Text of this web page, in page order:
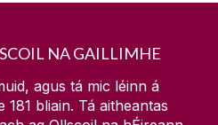
NA GAILLIMHE
agus tá mic léinn á
181 bliain. Tá aitheantas